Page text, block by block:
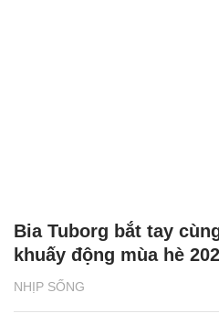
NHỊP SỐNG
Bia Tuborg bắt tay
khuấy động mùa hè